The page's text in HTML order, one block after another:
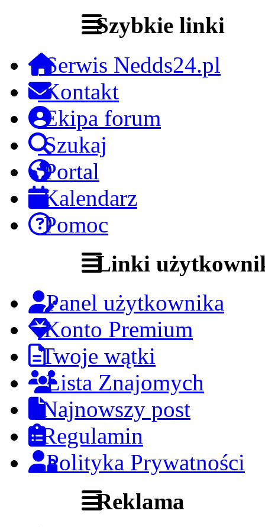
Szybkie linki
Serwis Nedds24.pl
Kontakt
Ekipa forum
Szukaj
Portal
Kalendarz
Pomoc
Linki
Panel użytkownika
Konto Premium
Twoje wątki
Lista Znajomych
Najnowszy post
Regulamin
Polityka Prywatności
Reklama